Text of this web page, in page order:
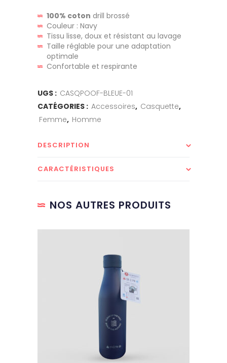
100% coton drill brossé
Couleur : Navy
Tissu lisse, doux et résistant au lavage
Taille réglable pour une adaptation
optimale
Confortable et respirante
UGS : CASQPOOF-BLEUE-01
CATÉGORIES : Accessoires, Casquette,
Femme, Homme
DESCRIPTION
CARACTÉRISTIQUES
NOS AUTRES PRODUITS